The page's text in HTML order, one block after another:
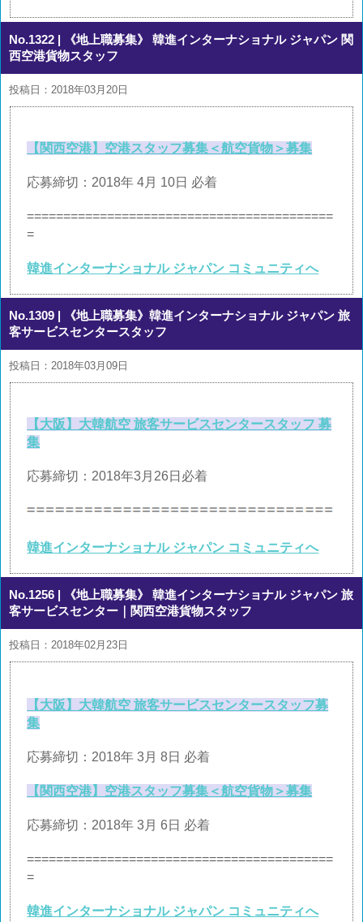
No.1322 | 《地上職募集》 韓進インターナショナル ジャパン 関
西空港貨物スタッフ
投稿日：2018年03月20日
【関西空港】空港スタッフ募集＜航空貨物＞募集
応募締切：2018年 4月 10日 必着
==========================================
=
韓進インターナショナル ジャパン コミュニティへ
No.1309 | 《地上職募集》韓進インターナショナル ジャパン 旅
客サービスセンタースタッフ
投稿日：2018年03月09日
【大阪】大韓航空 旅客サービスセンタースタッフ 募
集
応募締切：2018年3月26日必着
韓進インターナショナル ジャパン コミュニティへ
No.1256 | 《地上職募集》 韓進インターナショナル ジャパン 旅
客サービスセンター｜関西空港貨物スタッフ
投稿日：2018年02月23日
【大阪】大韓航空 旅客サービスセンタースタッフ募
集
応募締切：2018年 3月 8日 必着
【関西空港】空港スタッフ募集＜航空貨物＞募集
応募締切：2018年 3月 6日 必着
==========================================
=
韓進インターナショナル ジャパン コミュニティへ